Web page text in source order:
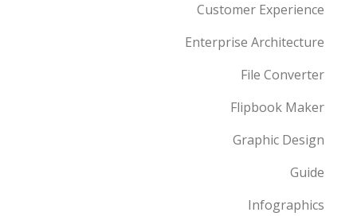
Customer Experience
Enterprise Architecture
File Converter
Flipbook Maker
Graphic Design
Guide
Infographics